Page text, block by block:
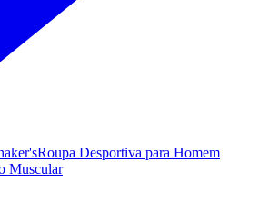
Roupa Desportiva para Homem
Muscular